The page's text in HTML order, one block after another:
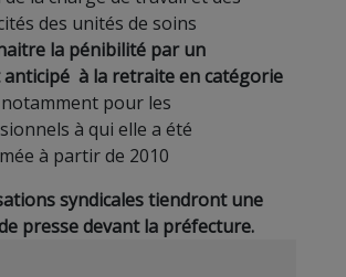
des unités de soins
la pénibilité par un
à la retraite en catégorie
pour les
à qui elle a été
à partir de 2010
syndicales tiendront une
presse devant la préfecture.